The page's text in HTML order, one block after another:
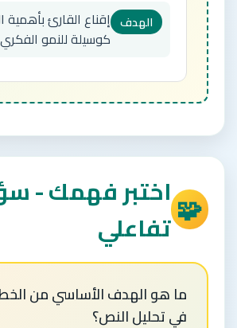
الهدف إقناع القارئ بأهمية
كوسيلة للنمو الفكري
🧩اختبر فهمك -
تفاعلي
ما هو الهدف الأساسي من
في تحليل النص؟